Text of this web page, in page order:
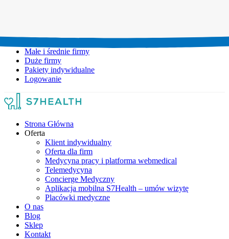
Małe i średnie firmy
Duże firmy
Pakiety indywidualne
Logowanie
Strona Główna
Oferta
Klient indywidualny
Oferta dla firm
Medycyna pracy i platforma webmedical
Telemedycyna
Concierge Medyczny
Aplikacja mobilna S7Health – umów wizytę
Placówki medyczne
O nas
Blog
Sklep
Kontakt